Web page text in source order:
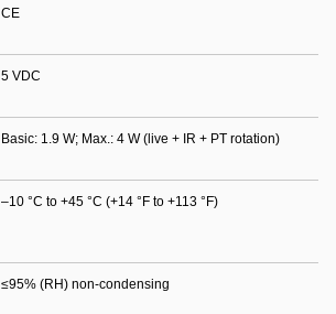
CE
5 VDC
Basic: 1.9 W; Max.: 4 W (live + IR + PT rotation)
–10 °C to +45 °C (+14 °F to +113 °F)
≤95% (RH) non-condensing